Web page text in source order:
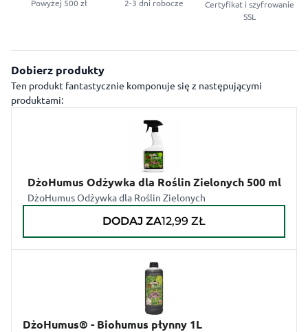
Powyżej 500 zł 2-3 dni robocze
Certyfikat i szyfrowanie
SSL
Dobierz produkty
Ten produkt fantastycznie komponuje się z następującymi
produktami:
DżoHumus Odżywka dla Roślin Zielonych 500 ml
DżoHumus Odżywka dla Roślin Zielonych
DODAJ ZA12,99 ZŁ
DżoHumus® - Biohumus płynny 1L